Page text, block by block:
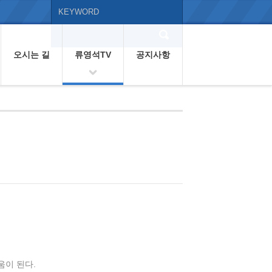
오시는 길 류영석TV 공지사항
이 된다.